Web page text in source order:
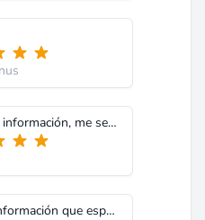
Magnifica información, me será de mucha utilidad en mis proyectos.
Justo la información que esperaba